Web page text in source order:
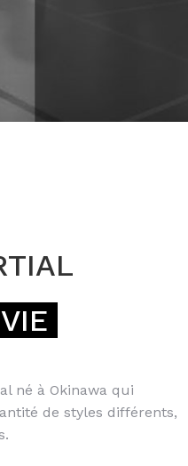
né à Okinawa qui
de styles différents,